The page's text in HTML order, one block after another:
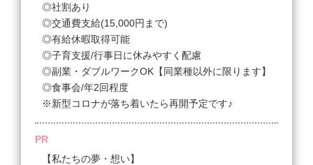
れ以上の売上には55％をバック。
売上や指名接客数、貢献により歩合率UPするのでが
んばりがいがあります！
保証給は無いので、最初から歩合は不安・・・という
方は、パートの時給制から始めて、「これならいけ
る！」というタイミングで業務委託に切り替えるのを
お勧めします
［その他］
◎社割あり
◎交通費支給(15,000円まで)
◎有給休暇取得可能
◎子育支援/行事日に休みやすく配慮
◎副業・ダブルワークOK【同業種以外に限ります】
◎食事会/年2回程度
※新型コロナが落ち着いたら再開予定です♪
PR
【私たちの夢・想い】